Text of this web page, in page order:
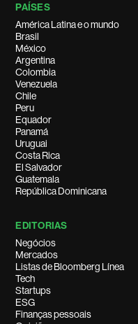
PAÍSES
América Latina e o mundo
Brasil
México
Argentina
Colombia
Venezuela
Chile
Peru
Equador
Panamá
Uruguai
Costa Rica
El Salvador
Guatemala
República Dominicana
EDITORIAS
Negócios
Mercados
Listas de Bloomberg Línea
Tech
Startups
ESG
Finanças pessoais